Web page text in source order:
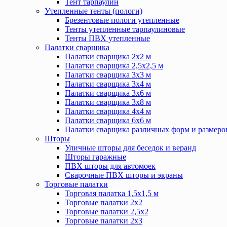
Тент тарпаулин
Утепленные тенты (пологи)
Брезентовые пологи утепленные
Тенты утепленные тарпаулиновые
Тенты ПВХ утепленные
Палатки сварщика
Палатки сварщика 2х2 м
Палатки сварщика 2,5х2,5 м
Палатки сварщика 3х3 м
Палатки сварщика 3х4 м
Палатки сварщика 3х6 м
Палатки сварщика 3х8 м
Палатки сварщика 4х4 м
Палатки сварщика 6х6 м
Палатки сварщика различных форм и
Шторы
Уличные шторы для беседок и веранд
Шторы гаражные
ПВХ шторы для автомоек
Сварочные ПВХ шторы и экраны
Торговые палатки
Торговая палатка 1,5х1,5 м
Торговые палатки 2х2
Торговые палатки 2,5х2
Торговые палатки 2х3